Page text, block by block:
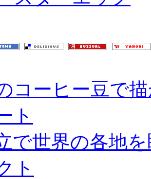
コーヒー豆で
ト
で世界の各地
ト